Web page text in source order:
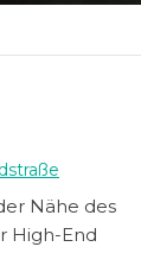
Nähe des
High-End